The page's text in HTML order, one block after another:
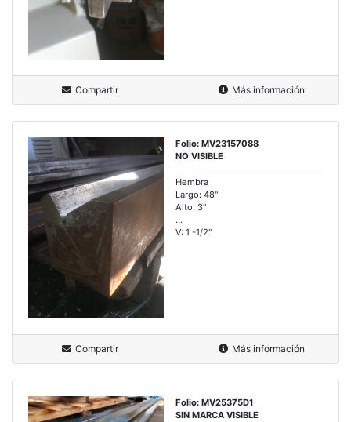
Compartir Más información
Folio: MV23157088
NO VISIBLE
Hembra
Largo: 48"
Alto: 3"
...
V: 1 -1/2"
Compartir Más información
Folio: MV25375D1
SIN MARCA VISIBLE